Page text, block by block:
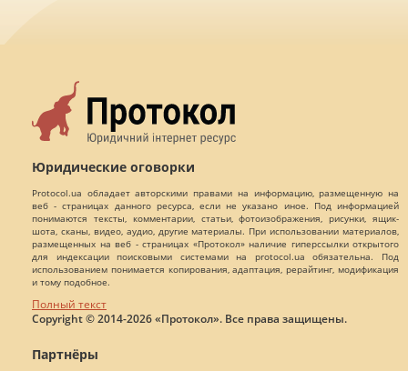
Юридические оговорки
Protocol.ua обладает авторскими правами на информацию, размещенную на
веб - страницах данного ресурса, если не указано иное. Под информацией
понимаются тексты, комментарии, статьи, фотоизображения, рисунки, ящик-
шота, сканы, видео, аудио, другие материалы. При использовании материалов,
размещенных на веб - страницах «Протокол» наличие гиперссылки открытого
для индексации поисковыми системами на protocol.ua обязательна. Под
использованием понимается копирования, адаптация, рерайтинг, модификация
и тому подобное.
Полный текст
Copyright © 2014-2026 «Протокол». Все права защищены.
Партнёры